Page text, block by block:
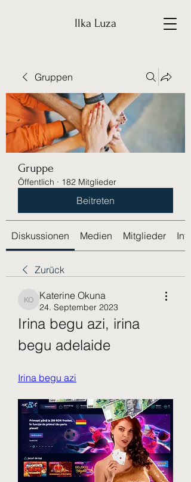
Ilka Luza
Gruppen
Gruppe
Öffentlich · 182 Mitglieder
Beitreten
Diskussionen Medien Mitglieder Info
Zurück
Katerine Okuna
Katerine Okuna
24. September 2023
Irina begu azi, irina
begu adelaide
Irina begu azi